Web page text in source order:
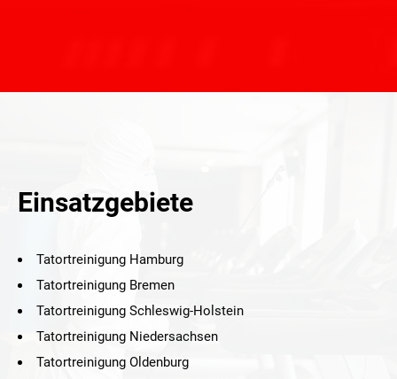
Einsatzgebiete
Tatortreinigung Hamburg
Tatortreinigung Bremen
Tatortreinigung Schleswig-Holstein
Tatortreinigung Niedersachsen
Tatortreinigung Oldenburg